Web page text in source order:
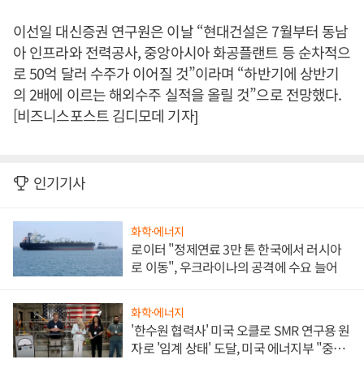
이선일 대신증권 연구원은 이날 “현대건설은 7월부터 동남
아 인프라와 전력공사, 중앙아시아 화공플랜트 등 순차적으
로 50억 달러 수주가 이어질 것”이라며 “하반기에 상반기
의 2배에 이르는 해외수주 실적을 올릴 것”으로 전망했다.
[비즈니스포스트 김디모데 기자]
인기기사
화학·에너지
로이터 "정제연료 3만 톤 한국에서 러시아
로 이동", 우크라이나의 공격에 수요 늘어
화학·에너지
'한수원 협력사' 미국 오클로 SMR 연구용 원
자로 '임계 상태' 도달, 미국 에너지부 "중요